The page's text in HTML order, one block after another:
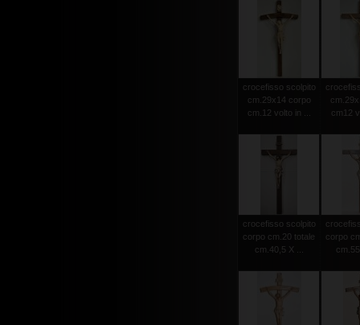
crocefisso scolpito
cm.29x14 corpo
cm.12 volto in ...
cm12
crocefisso scolpito
corpo cm.20 totale
cm.40,5 X ...
corpo